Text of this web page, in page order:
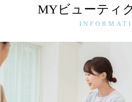
MYビューティ